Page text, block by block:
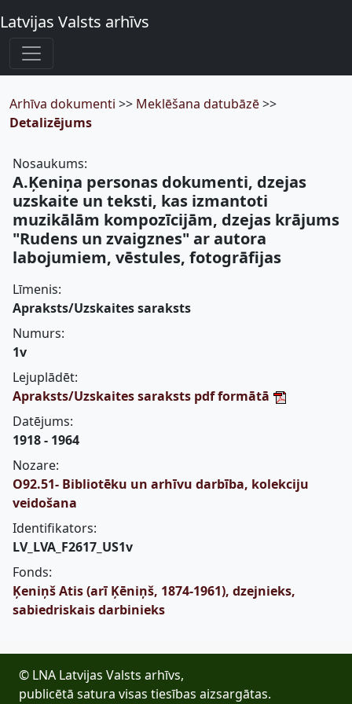
Latvijas Valsts arhīvs
Arhīva dokumenti >> Meklēšana datubāzē>>
Detalizējums
Nosaukums:
A.Ķeniņa personas dokumenti, dzejas
uzskaite un teksti, kas izmantoti
muzikālām kompozīcijām, dzejas krājums
"Rudens un zvaigznes" ar autora
labojumiem, vēstules, fotogrāfijas
Līmenis:
Apraksts/Uzskaites saraksts
Numurs:
1v
Lejuplādēt:
Apraksts/Uzskaites saraksts pdf formātā
Datējums:
1918 - 1964
Nozare:
O92.51- Bibliotēku un arhīvu darbība, kolekciju
veidošana
Identifikators:
LV_LVA_F2617_US1v
Fonds:
Ķeniņš Atis (arī Ķēniņš, 1874-1961), dzejnieks,
sabiedriskais darbinieks
© LNA Latvijas Valsts arhīvs,
publicētā satura visas tiesības aizsargātas.